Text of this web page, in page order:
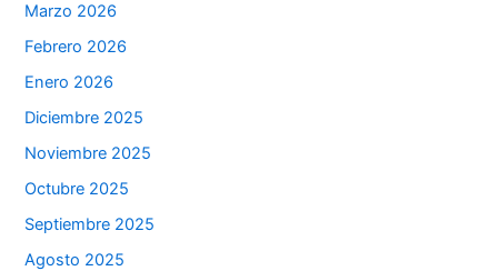
Marzo 2026
Febrero 2026
Enero 2026
Diciembre 2025
Noviembre 2025
Octubre 2025
Septiembre 2025
Agosto 2025